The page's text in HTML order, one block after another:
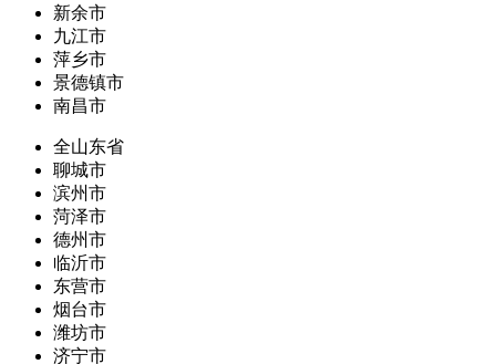
新余市
九江市
萍乡市
景德镇市
南昌市
全山东省
聊城市
滨州市
菏泽市
德州市
临沂市
东营市
烟台市
潍坊市
济宁市